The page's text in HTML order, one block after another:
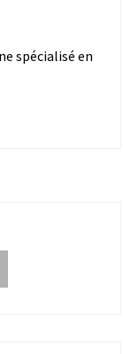
spécialisé en